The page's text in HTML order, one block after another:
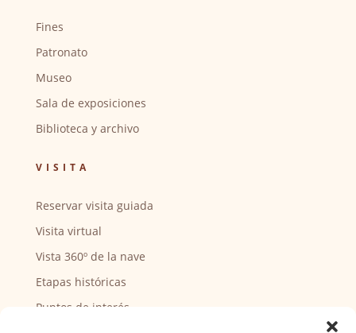
Fines
Patronato
Museo
Sala de exposiciones
Biblioteca y archivo
VISITA
Reservar visita guiada
Visita virtual
Vista 360º de la nave
Etapas históricas
Puntos de interés